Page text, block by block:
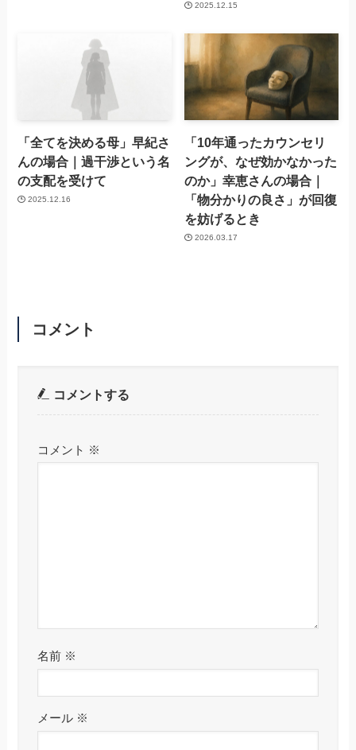
2025.12.15
「全てを決める母」早紀さ
んの場合｜過干渉という名
の支配を受けて
2025.12.16
「10年通ったカウンセリ
ングが、なぜ効かなかった
のか」幸恵さんの場合｜
「物分かりの良さ」が回復
を妨げるとき
2026.03.17
コメント
コメントする
コメント ※
名前 ※
メール ※